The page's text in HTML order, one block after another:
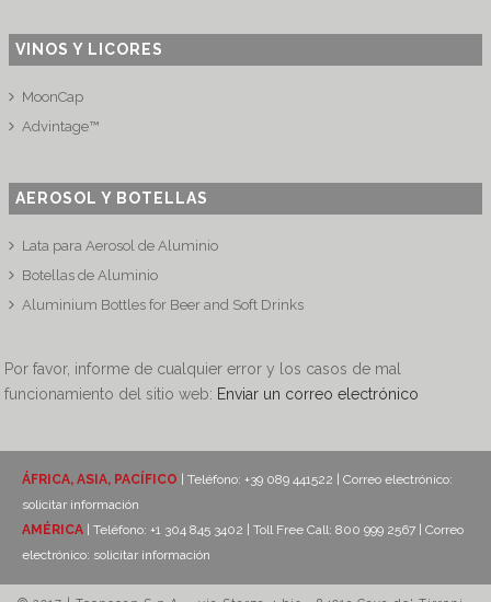
VINOS Y LICORES
MoonCap
Advintage™
AEROSOL Y BOTELLAS
Lata para Aerosol de Aluminio
Botellas de Aluminio
Aluminium Bottles for Beer and Soft Drinks
Por favor, informe de cualquier error y los casos de mal
funcionamiento del sitio web: Enviar un correo electrónico
ÁFRICA, ASIA, PACÍFICO | Teléfono: +39 089 441522 | Correo electrónico:
solicitar información
AMÉRICA | Teléfono: +1 304 845 3402 | Toll Free Call: 800 999 2567 | Correo
electrónico: solicitar información